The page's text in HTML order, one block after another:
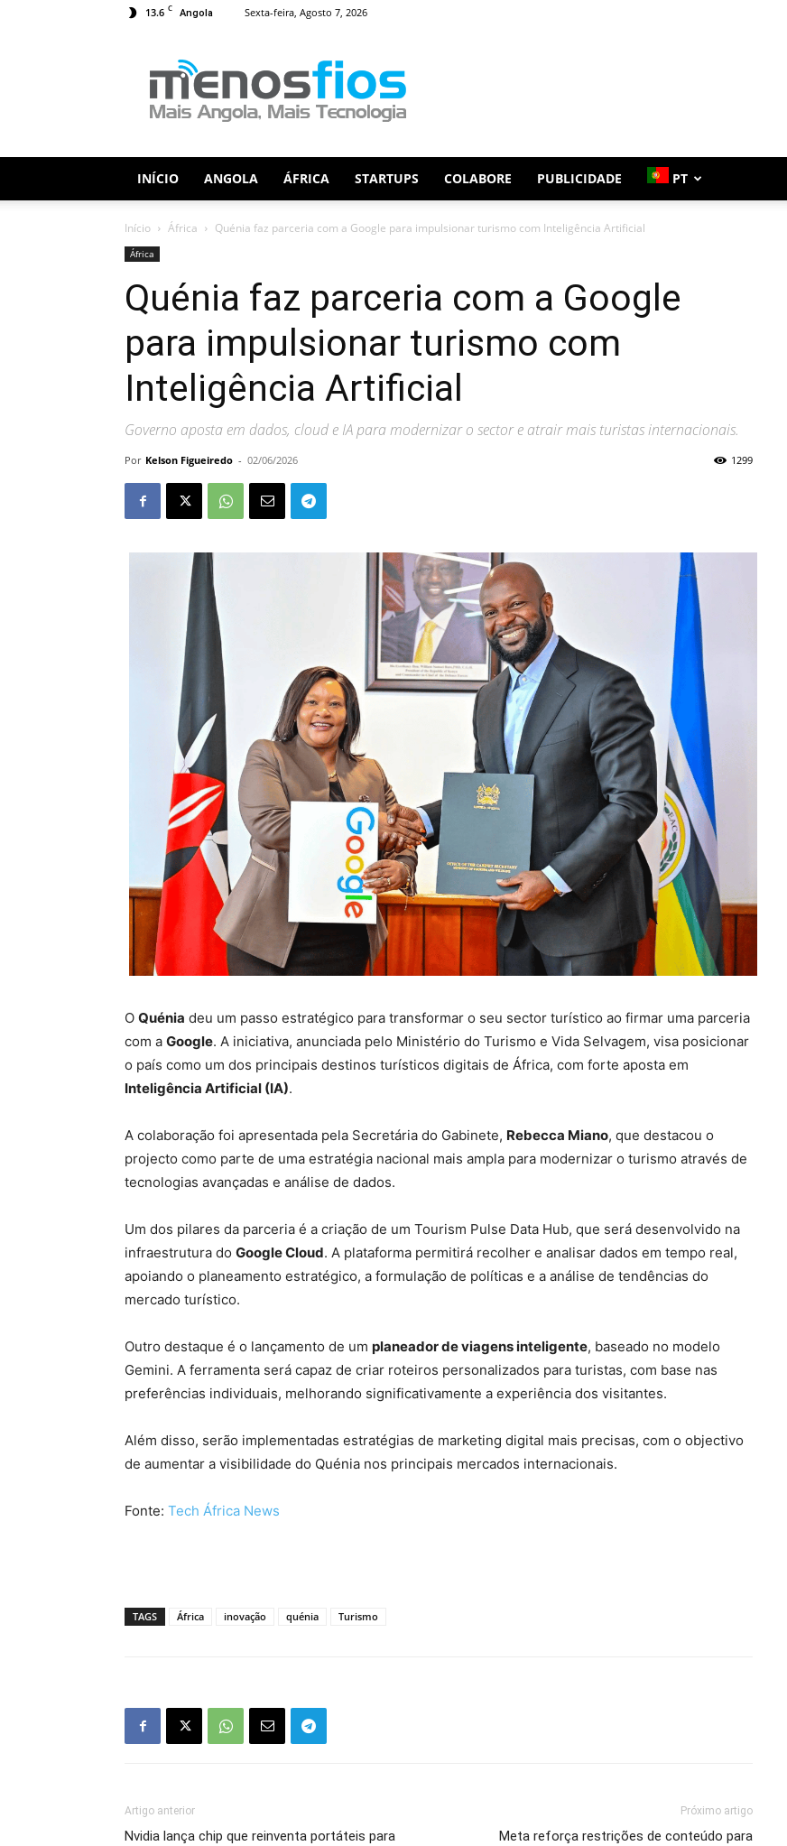
13.6 C Angola Sexta-feira, Agosto 7, 2026
Fios
INÍCIO ANGOLA ÁFRICA STARTUPS COLABORE PUBLICIDADE PT
Início África Quénia faz parceria com a Google para impulsionar turismo com Inteligência Artificial
África
Quénia faz parceria com a Google
para impulsionar turismo com
Inteligência Artificial
Governo aposta em dados, cloud e IA para modernizar o sector e atrair mais turistas internacionais.
Por Kelson Figueiredo - 02/06/2026 1299
O Quénia deu um passo estratégico para transformar o seu sector turístico ao firmar uma parceria
com a Google. A iniciativa, anunciada pelo Ministério do Turismo e Vida Selvagem, visa posicionar
o país como um dos principais destinos turísticos digitais de África, com forte aposta em
Inteligência Artificial (IA).
A colaboração foi apresentada pela Secretária do Gabinete, Rebecca Miano, que destacou o
projecto como parte de uma estratégia nacional mais ampla para modernizar o turismo através de
tecnologias avançadas e análise de dados.
Um dos pilares da parceria é a criação de um Tourism Pulse Data Hub, que será desenvolvido na
infraestrutura do Google Cloud. A plataforma permitirá recolher e analisar dados em tempo real,
apoiando o planeamento estratégico, a formulação de políticas e a análise de tendências do
mercado turístico.
Outro destaque é o lançamento de um planeador de viagens inteligente, baseado no modelo
Gemini. A ferramenta será capaz de criar roteiros personalizados para turistas, com base nas
preferências individuais, melhorando significativamente a experiência dos visitantes.
Além disso, serão implementadas estratégias de marketing digital mais precisas, com o objectivo
de aumentar a visibilidade do Quénia nos principais mercados internacionais.
Fonte: Tech África News
TAGS África inovação quénia Turismo
Artigo anterior
Nvidia lança chip que reinventa portáteis para
Próximo artigo
Meta reforça restrições de conteúdo para